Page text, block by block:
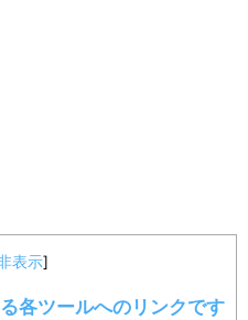
表示]
各ツールへのリンクです